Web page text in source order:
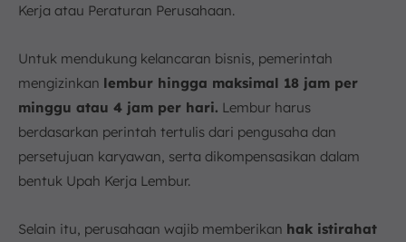
Kerja atau Peraturan Perusahaan.
Untuk mendukung kelancaran bisnis, pemerintah
mengizinkan lembur hingga maksimal 18 jam per
minggu atau 4 jam per hari. Lembur harus
berdasarkan perintah tertulis dari pengusaha dan
persetujuan karyawan, serta dikompensasikan dalam
bentuk Upah Kerja Lembur.
Selain itu, perusahaan wajib memberikan hak istirahat